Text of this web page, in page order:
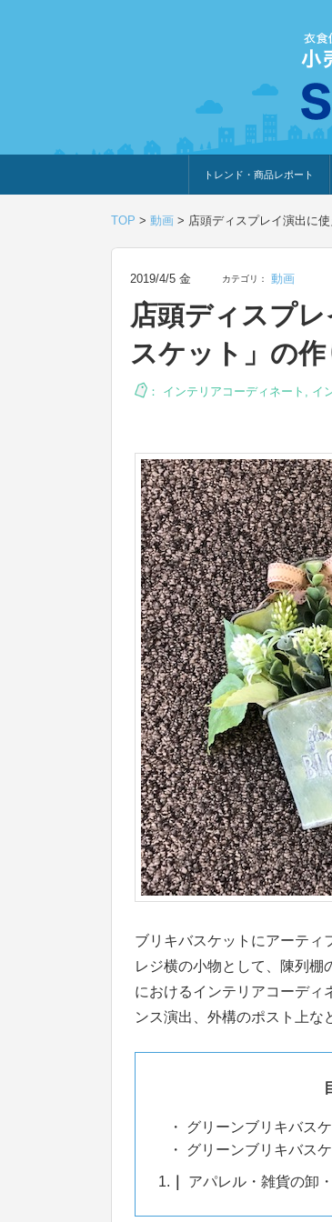
トレンド・商品レポート
トレンド・特集
人気ランキング
出展企業のおすすめ
商品体験・レビュー
暮らしの提案
TOP > 動画 > 店頭ディスプレイ演出に
2019/4/5 金 カテゴリ： 動画
店頭ディスプ
スケット」の作
： インテリアコーディネート , イ
ブリキバスケットにアーティ
レジ横の小物として、陳列棚
におけるインテリアコーディ
ンス演出、外構のポスト上な
グリーンブリキバス
グリーンブリキバス
1. アパレル・雑貨の卸